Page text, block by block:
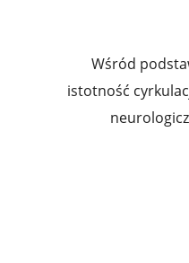
Wśród
istotność